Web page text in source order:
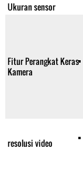
Ukuran sensor
Fitur Perangkat Keras
Kamera
resolusi video